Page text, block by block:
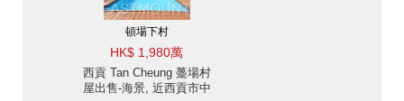
頓場下村
HK$ 1,980萬
西貢 Tan Cheung 躉場村
屋出售-海景, 近西貢市中